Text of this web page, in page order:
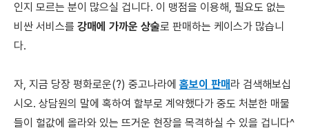
인지 모르는 분이 많으실 겁니다. 이 맹점을 이용해, 필요도 없는
비싼 서비스를 강매에 가까운 상술로 판매하는 케이스가 많습니
다.
자, 지금 당장 평화로운(?) 중고나라에 홈보이 판매 라 검색해보십
시오. 상담원의 말에 혹하여 할부로 계약했다가 중도 처분한 매물
들이 헐값에 올라와 있는 뜨거운 현장을 목격하실 수 있을 겁니다^